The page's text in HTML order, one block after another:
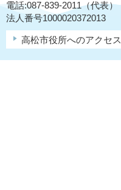
電話:087-839-2011（代表）
法人番号1000020372013
高松市役所へのアクセス